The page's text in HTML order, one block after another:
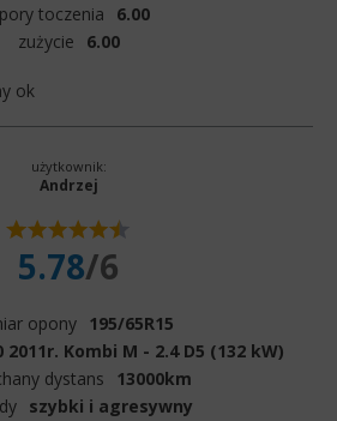
toczenia
6.00
zużycie
6.00
ok
użytkownik:
Andrzej
5.78/6
opony 195/65R15
2011r. Kombi M - 2.4 D5 (132 kW)
dystans
13000km
szybki i agresywny